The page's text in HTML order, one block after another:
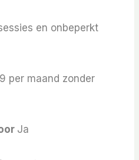
en onbeperkt
per maand zonder
Ja